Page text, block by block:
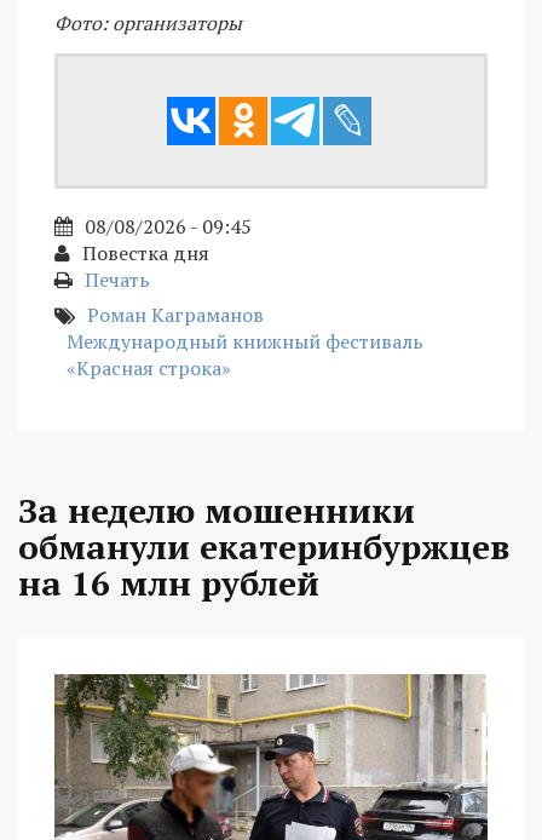
Фото: организаторы
08/08/2026 - 09:45
Повестка дня
Печать
Роман Каграманов
Международный книжный фестиваль
«Красная строка»
За неделю мошенники
обманули екатеринбуржцев
на 16 млн рублей